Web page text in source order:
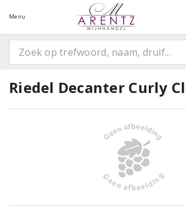
Menu
Riedel Decanter Curly